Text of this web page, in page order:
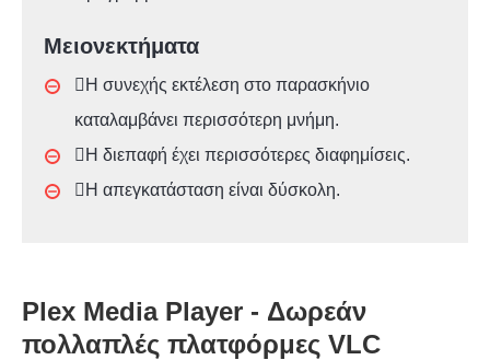
Μειονεκτήματα
Η συνεχής εκτέλεση στο παρασκήνιο
καταλαμβάνει περισσότερη μνήμη.
Η διεπαφή έχει περισσότερες διαφημίσεις.
Η απεγκατάσταση είναι δύσκολη.
Plex Media Player - Δωρεάν
πολλαπλές πλατφόρμες VLC